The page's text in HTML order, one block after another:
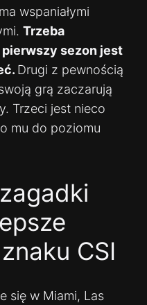
wspaniałymi
Trzeba
sezon jest
Drugi z pewnością
grą zaczarują
Trzeci jest nieco
mu do poziomu
CSI
się w Miami, Las